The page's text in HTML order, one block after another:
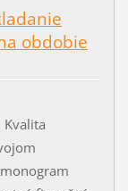
obdobie